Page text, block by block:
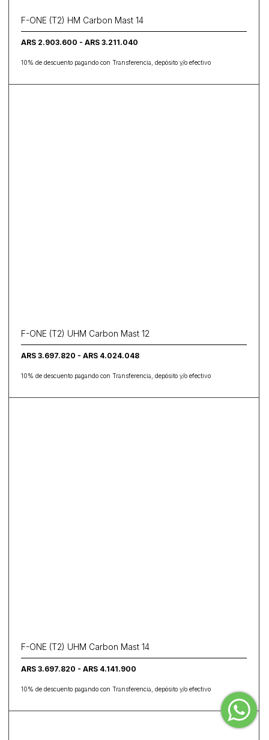
F-ONE (T2) HM Carbon Mast 14
ARS 2.903.600 - ARS 3.211.040
10% de descuento pagando con Transferencia, depósito y/o efectivo
F-ONE (T2) UHM Carbon Mast 12
ARS 3.697.820 - ARS 4.024.048
10% de descuento pagando con Transferencia, depósito y/o efectivo
F-ONE (T2) UHM Carbon Mast 14
ARS 3.697.820 - ARS 4.141.900
10% de descuento pagando con Transferencia, depósito y/o efectivo